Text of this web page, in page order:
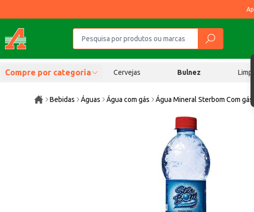
Compre por categoria Cervejas Bulnez
Bebidas Águas Água com gás Água Mineral Sterbom Com